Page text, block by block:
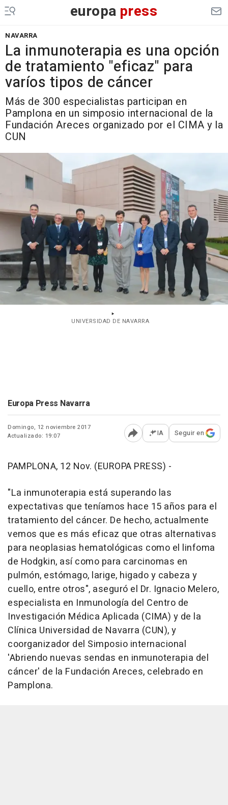
europa press
NAVARRA
La inmunoterapia es una opción
de tratamiento "eficaz" para
varíos tipos de cáncer
Más de 300 especialistas participan en
Pamplona en un simposio internacional de la
Fundación Areces organizado por el CIMA y la
CUN
UNIVERSIDAD DE NAVARRA
Europa Press Navarra
Domingo, 12 noviembre 2017
Actualizado: 19:07
Abrir opciones para
IA Seguir en
PAMPLONA, 12 Nov. (EUROPA PRESS) -
"La inmunoterapia está superando las
expectativas que teníamos hace 15 años para el
tratamiento del cáncer. De hecho, actualmente
vemos que es más eficaz que otras alternativas
para neoplasias hematológicas como el linfoma
de Hodgkin, así como para carcinomas en
pulmón, estómago, larige, higado y cabeza y
cuello, entre otros", aseguró el Dr. Ignacio Melero,
especialista en Inmunología del Centro de
Investigación Médica Aplicada (CIMA) y de la
Clínica Universidad de Navarra (CUN), y
coorganizador del Simposio internacional
'Abriendo nuevas sendas en inmunoterapia del
cáncer' de la Fundación Areces, celebrado en
Pamplona.